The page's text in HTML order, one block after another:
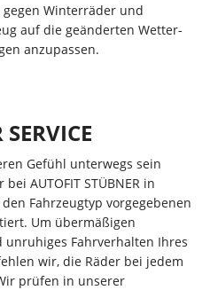
Winterräder und
auf die geänderten Wetter-
anzupassen.
Gefühl unterwegs sein
AUTOFIT STÜBNER in
Fahrzeugtyp vorgegebenen
Um übermäßigen
unruhiges Fahrverhalten Ihres
wir, die Räder bei jedem
prüfen in unserer